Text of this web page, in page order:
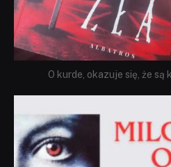
O kurde, okazuje się, że są